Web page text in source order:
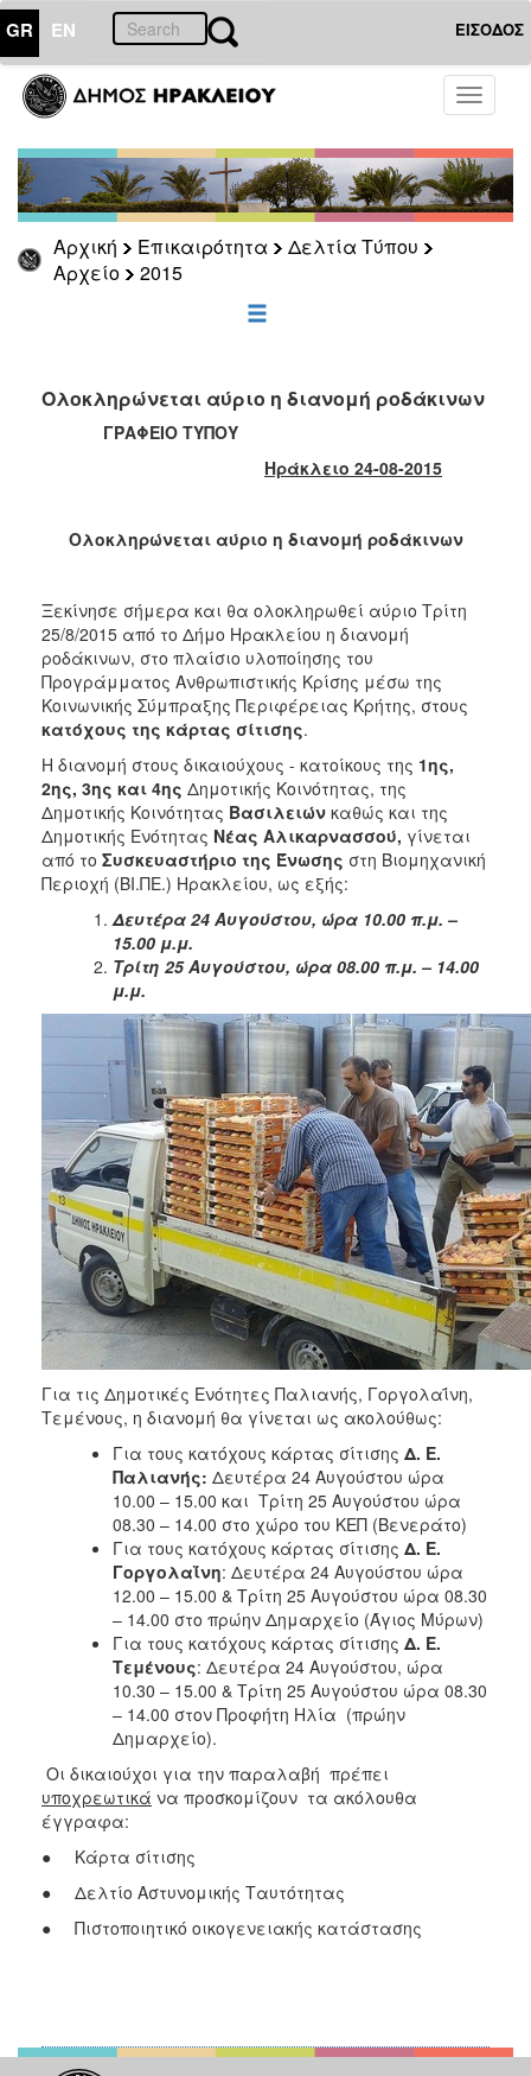
GR EN ΕΙΣΟΔΟΣ
Toggle
Αρχική Επικαιρότητα
Δελτία Τύπου
Αρχείο
2015
ΕΠΙΚΑΙΡΟΤΗΤΑ
Τύπου
Αρχείο
2026
2025
2021
2020
2017
2015
2013
2012
2011
2010
2006
ΕΠΙΣΚΕΠΤΗΣ
ΗΡΑΚΛΕΙΟ
Ολοκληρώνεται αύριο η διανομή ροδάκινων
ΓΡΑΦΕΙΟ ΤΥΠΟΥ
Ηράκλειο 24-08-2015
Ολοκληρώνεται αύριο η διανομή ροδάκινων
Ξεκίνησε σήμερα και θα ολοκληρωθεί αύριο Τρίτη
25/8/2015 από το Δήμο Ηρακλείου η διανομή
ροδάκινων, στο πλαίσιο υλοποίησης του
Προγράμματος Ανθρωπιστικής Κρίσης μέσω της
Κοινωνικής Σύμπραξης Περιφέρειας Κρήτης, στους
κατόχους της κάρτας σίτισης.
Η διανομή στους δικαιούχους - κατοίκους της 1ης,
2ης, 3ης και 4ης Δημοτικής Κοινότητας, της
Δημοτικής Κοινότητας Βασιλειών καθώς και της
Δημοτικής Ενότητας Νέας Αλικαρνασσού, γίνεται
από το Συσκευαστήριο της Ένωσης στη Βιομηχανική
Περιοχή (ΒΙ.ΠΕ.) Ηρακλείου, ως εξής:
Δευτέρα 24 Αυγούστου, ώρα 10.00 π.μ. –
15.00 μ.μ.
Τρίτη 25 Αυγούστου, ώρα 08.00 π.μ. – 14.00
μ.μ.
Για τις Δημοτικές Ενότητες Παλιανής, Γοργολαΐνη,
Τεμένους, η διανομή θα γίνεται ως ακολούθως:
Για τους κατόχους κάρτας σίτισης Δ. Ε.
Παλιανής: Δευτέρα 24 Αυγούστου ώρα
10.00 – 15.00 και Τρίτη 25 Αυγούστου ώρα
08.30 – 14.00 στο χώρο του ΚΕΠ (Βενεράτο)
Για τους κατόχους κάρτας σίτισης Δ. Ε.
Γοργολαΐνη: Δευτέρα 24 Αυγούστου ώρα
12.00 – 15.00 & Τρίτη 25 Αυγούστου ώρα 08.30
– 14.00 στο πρώην Δημαρχείο (Άγιος Μύρων)
Για τους κατόχους κάρτας σίτισης Δ. Ε.
Τεμένους: Δευτέρα 24 Αυγούστου, ώρα
10.30 – 15.00 & Τρίτη 25 Αυγούστου ώρα 08.30
– 14.00 στον Προφήτη Ηλία (πρώην
Δημαρχείο).
Οι δικαιούχοι για την παραλαβή πρέπει
υποχρεωτικά να προσκομίζουν τα ακόλουθα
έγγραφα:
● Κάρτα σίτισης
● Δελτίο Αστυνομικής Ταυτότητας
● Πιστοποιητικό οικογενειακής κατάστασης